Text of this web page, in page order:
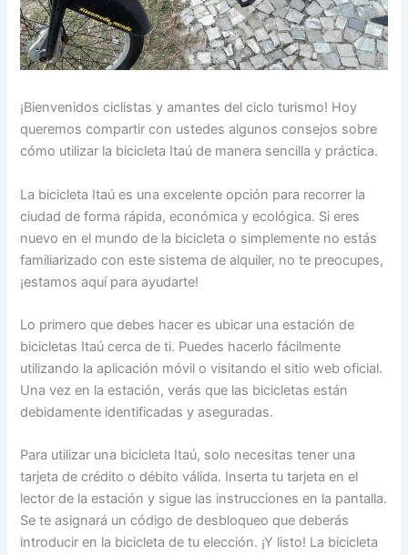
¡Bienvenidos ciclistas y amantes del ciclo turismo! Hoy
queremos compartir con ustedes algunos consejos sobre
cómo utilizar la bicicleta Itaú de manera sencilla y práctica.
La bicicleta Itaú es una excelente opción para recorrer la
ciudad de forma rápida, económica y ecológica. Si eres
nuevo en el mundo de la bicicleta o simplemente no estás
familiarizado con este sistema de alquiler, no te preocupes,
¡estamos aquí para ayudarte!
Lo primero que debes hacer es ubicar una estación de
bicicletas Itaú cerca de ti. Puedes hacerlo fácilmente
utilizando la aplicación móvil o visitando el sitio web oficial.
Una vez en la estación, verás que las bicicletas están
debidamente identificadas y aseguradas.
Para utilizar una bicicleta Itaú, solo necesitas tener una
tarjeta de crédito o débito válida. Inserta tu tarjeta en el
lector de la estación y sigue las instrucciones en la pantalla.
Se te asignará un código de desbloqueo que deberás
introducir en la bicicleta de tu elección. ¡Y listo! La bicicleta